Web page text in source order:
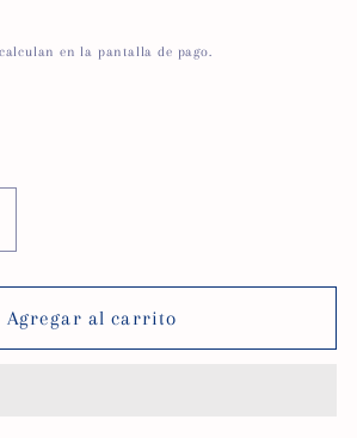
en la pantalla de pago.
Martillo
Agregar al carrito